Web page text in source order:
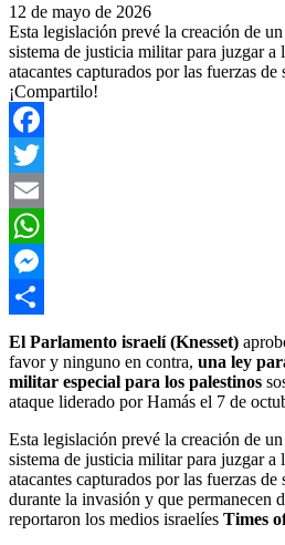
12 de mayo de 2026
Esta legislación prevé la creación de
sistema de justicia militar para juzgar a
atacantes capturados por las fuerzas de
¡Compartilo!
Facebook
Twitter
Email
WhatsApp
Messenger
Compartir
El Parlamento israelí (Knesset)
favor y ninguno en contra, una ley
militar especial para los palestinos
ataque liderado por Hamás el 7 de
Esta legislación prevé la creación de
sistema de justicia militar para juzgar a
atacantes capturados por las fuerzas
durante la invasión y que permanecen
reportaron los medios israelíes Times